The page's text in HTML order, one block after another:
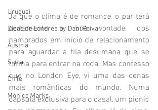
Uruguai
Dicas de Londres by Dani Paiva
Áustria
Suíça
Chile
Mônica Marks
Já que o clima é de romance, o par terá
certamente a boa vontade dos
namorados em início de relacionamento
para aguardar a fila desumana que se
forma para entrar na roda. Mas confesso
que no London Eye, vi uma das cenas
mais românticas do mundo. Numa
cápsula exclusiva para o casal, um picnic